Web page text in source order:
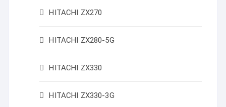
HITACHI ZX270
HITACHI ZX280-5G
HITACHI ZX330
HITACHI ZX330-3G